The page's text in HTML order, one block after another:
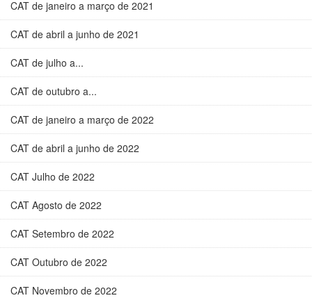
CAT de janeiro a março de 2021
CAT de abril a junho de 2021
CAT de julho a...
CAT de outubro a...
CAT de janeiro a março de 2022
CAT de abril a junho de 2022
CAT Julho de 2022
CAT Agosto de 2022
CAT Setembro de 2022
CAT Outubro de 2022
CAT Novembro de 2022